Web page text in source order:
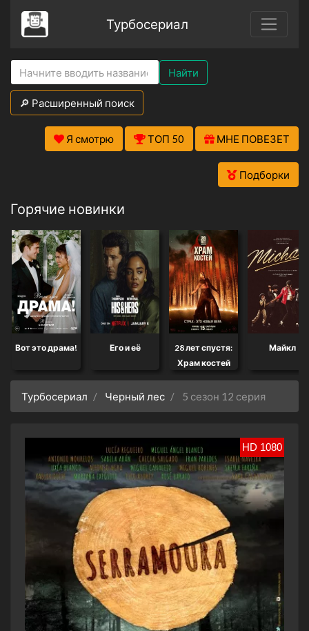
Турбосериал
Найти
🔎 Расширенный поиск
Я смотрю ТОП 50 МНЕ ПОВЕЗЕТ
Подборки
Горячие новинки
Вот это драма! Его и её
28 лет спустя:
Храм костей
Майкл
Турбосериал Черный лес 5 сезон 12 серия
HD 1080